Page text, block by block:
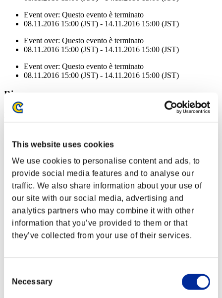
This website uses cookies
We use cookies to personalise content and ads, to
provide social media features and to analyse our
traffic. We also share information about your use of
our site with our social media, advertising and
analytics partners who may combine it with other
information that you’ve provided to them or that
they’ve collected from your use of their services.
Selection
Necessary
Event over: Questo evento è terminato
08.11.2016 15:00 (JST) - 14.11.2016 15:00 (JST)
Event over: Questo evento è terminato
08.11.2016 15:00 (JST) - 14.11.2016 15:00 (JST)
Event over: Questo evento è terminato
08.11.2016 15:00 (JST) - 14.11.2016 15:00 (JST)
Ricompense
Per conseguimento
Munizioni gelo
Lv.3
Liv. personaggio: 80 o meno
Bersaglio facile
Lv.4
Liv. personaggio: 60 o meno
Liv. personaggio: 40 o meno